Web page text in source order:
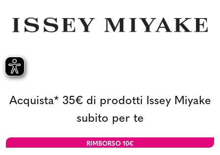
Acquista* 35€ di prodotti Issey Miyake
subito per te
RIMBORSO 10€